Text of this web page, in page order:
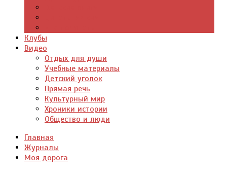
Клубы
Видео
Отдых для души
Учебные материалы
Детский уголок
Прямая речь
Культурный мир
Хроники истории
Общество и люди
Главная
Журналы
Моя дорога